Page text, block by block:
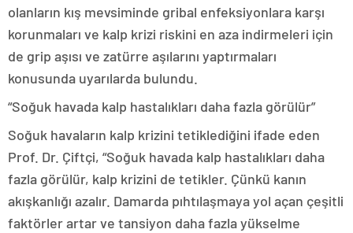
olanların kış mevsiminde gribal enfeksiyonlara karşı
korunmaları ve kalp krizi riskini en aza indirmeleri için
de grip aşısı ve zatürre aşılarını yaptırmaları
konusunda uyarılarda bulundu.
“Soğuk havada kalp hastalıkları daha fazla görülür”
Soğuk havaların kalp krizini tetiklediğini ifade eden
Prof. Dr. Çiftçi, “Soğuk havada kalp hastalıkları daha
fazla görülür, kalp krizini de tetikler. Çünkü kanın
akışkanlığı azalır. Damarda pıhtılaşmaya yol açan çeşitli
faktörler artar ve tansiyon daha fazla yükselme